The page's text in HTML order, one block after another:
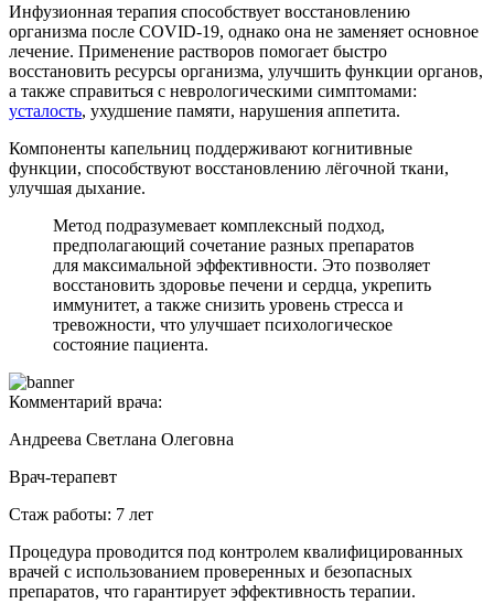
Инфузионная терапия способствует восстановлению
организма после COVID-19, однако она не заменяет основное
лечение. Применение растворов помогает быстро
восстановить ресурсы организма, улучшить функции органов,
а также справиться с неврологическими симптомами:
усталость, ухудшение памяти, нарушения аппетита.
Компоненты капельниц поддерживают когнитивные
функции, способствуют восстановлению лёгочной ткани,
улучшая дыхание.
Метод подразумевает комплексный подход,
предполагающий сочетание разных препаратов
для максимальной эффективности. Это позволяет
восстановить здоровье печени и сердца, укрепить
иммунитет, а также снизить уровень стресса и
тревожности, что улучшает психологическое
состояние пациента.
Комментарий врача:
Андреева Светлана Олеговна
Врач-терапевт
Стаж работы: 7 лет
Процедура проводится под контролем квалифицированных
врачей с использованием проверенных и безопасных
препаратов, что гарантирует эффективность терапии.